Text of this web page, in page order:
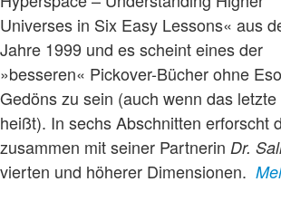
Universes in Six Easy Lessons« aus
Jahre 1999 und es scheint eines der
»besseren« Pickover-Bücher ohne
Gedöns zu sein (auch wenn das letzte
heißt). In sechs Abschnitten erforscht
zusammen mit seiner Partnerin Dr.
vierten und höherer Dimensionen.